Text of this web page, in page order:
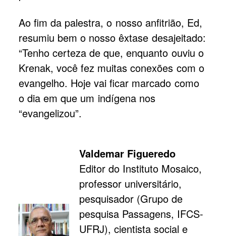
Ao fim da palestra, o nosso anfitrião, Ed,
resumiu bem o nosso êxtase desajeitado:
“Tenho certeza de que, enquanto ouviu o
Krenak, você fez muitas conexões com o
evangelho. Hoje vai ficar marcado como
o dia em que um indígena nos
“evangelizou”.
Valdemar Figueredo
Editor do Instituto Mosaico,
professor universitário,
pesquisador (Grupo de
pesquisa Passagens, IFCS-
UFRJ), cientista social e